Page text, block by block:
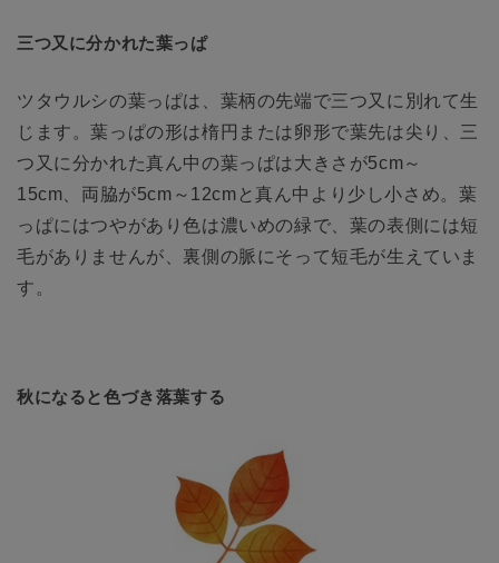
三つ又に分かれた葉っぱ
ツタウルシの葉っぱは、葉柄の先端で三つ又に別れて生
じます。葉っぱの形は楕円または卵形で葉先は尖り、三
つ又に分かれた真ん中の葉っぱは大きさが5cm～
15cm、両脇が5cm～12cmと真ん中より少し小さめ。葉
っぱにはつやがあり色は濃いめの緑で、葉の表側には短
毛がありませんが、裏側の脈にそって短毛が生えていま
す。
秋になると色づき落葉する